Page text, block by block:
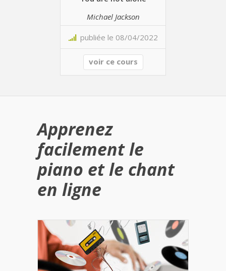
Michael Jackson
publiée le 08/04/2022
voir ce cours
Apprenez
facilement le
piano et le chant
en ligne